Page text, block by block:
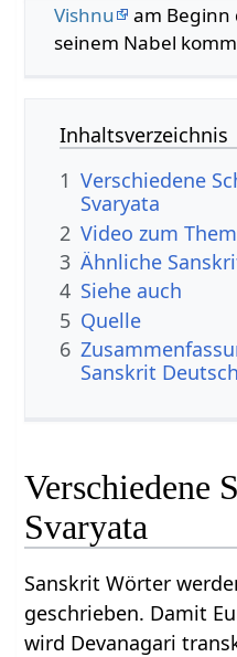
Vishnu
am Beginn
seinem Nabel
Inhaltsverzeichnis
1 Verschiedene
Svaryata
2 Video zum
3 Ähnliche
4 Siehe auch
5 Quelle
6
Sanskrit Deutsch
Verschiedene
Svaryata
Sanskrit Wörter
geschrieben. Damit
wird Devanagari